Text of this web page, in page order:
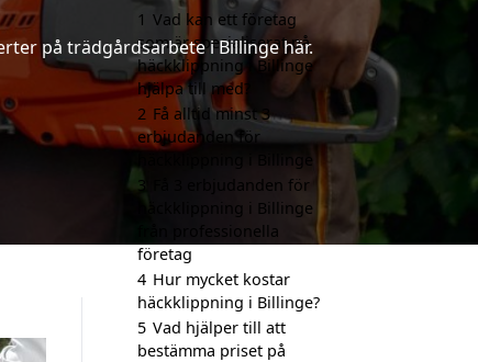
på trädgårdsarbete i Billinge här.
1 Vad kan ett företag
som är specialiserat på
häckklippning i Billinge
hjälpa till med?
2 Få alltid minst 3
erbjudanden för
häckklippning i Billinge
3
Få 3 erbjudanden för
häckklippning i Billinge
från professionella
företag
4 Hur mycket kostar
häckklippning i Billinge?
5 Vad hjälper till att
bestämma priset på